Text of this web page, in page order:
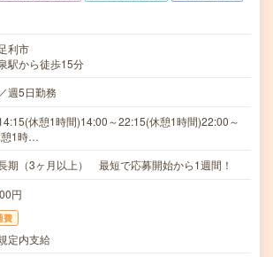
利市
駅から徒歩15分
週5日勤務
休憩1時間)14:00～22:15(休憩1時間)22:00～
1時…
期（3ヶ月以上） 最短で応募開始から1週間！
円
費
定内支給